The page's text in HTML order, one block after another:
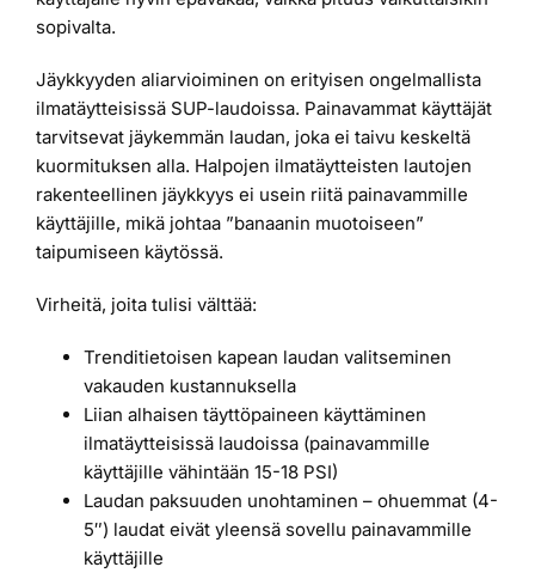
sopivalta.
Jäykkyyden aliarvioiminen on erityisen ongelmallista
ilmatäytteisissä SUP-laudoissa. Painavammat käyttäjät
tarvitsevat jäykemmän laudan, joka ei taivu keskeltä
kuormituksen alla. Halpojen ilmatäytteisten lautojen
rakenteellinen jäykkyys ei usein riitä painavammille
käyttäjille, mikä johtaa ”banaanin muotoiseen”
taipumiseen käytössä.
Virheitä, joita tulisi välttää:
Trenditietoisen kapean laudan valitseminen
vakauden kustannuksella
Liian alhaisen täyttöpaineen käyttäminen
ilmatäytteisissä laudoissa (painavammille
käyttäjille vähintään 15-18 PSI)
Laudan paksuuden unohtaminen – ohuemmat (4-
5″) laudat eivät yleensä sovellu painavammille
käyttäjille